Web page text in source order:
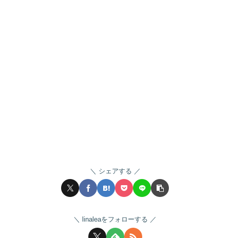
シェアする
linaleaをフォローする